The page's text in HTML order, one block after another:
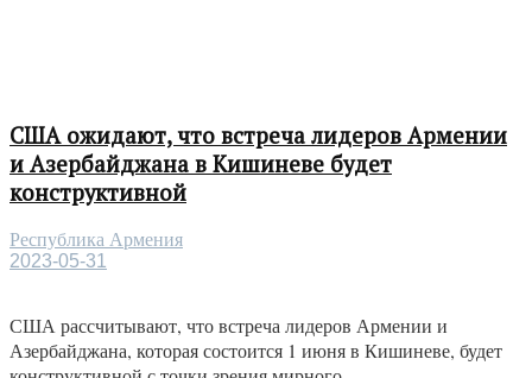
США ожидают, что встреча лидеров Армении
и Азербайджана в Кишиневе будет
конструктивной
Республика Армения
2023-05-31
США рассчитывают, что встреча лидеров Армении и
Азербайджана, которая состоится 1 июня в Кишиневе, будет